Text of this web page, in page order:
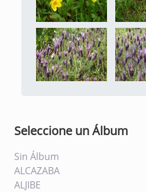
Seleccione un Álbum
Sin Álbum
ALCAZABA
ALJIBE